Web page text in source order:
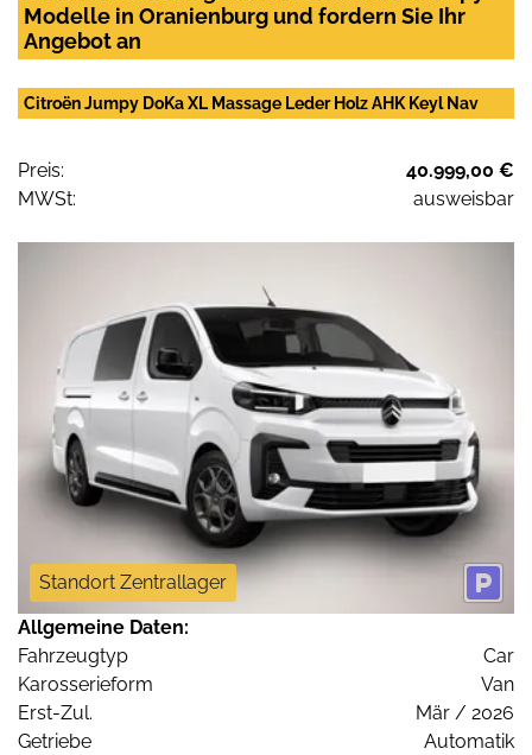
Modelle in Oranienburg und fordern Sie Ihr
Angebot an
Citroën Jumpy DoKa XL Massage Leder Holz AHK Keyl Nav
Preis:
40.999,00 €
MWSt:
ausweisbar
Standort Zentrallager
Allgemeine Daten:
Fahrzeugtyp
Car
Karosserieform
Van
Erst-Zul.
Mär / 2026
Getriebe
Automatik